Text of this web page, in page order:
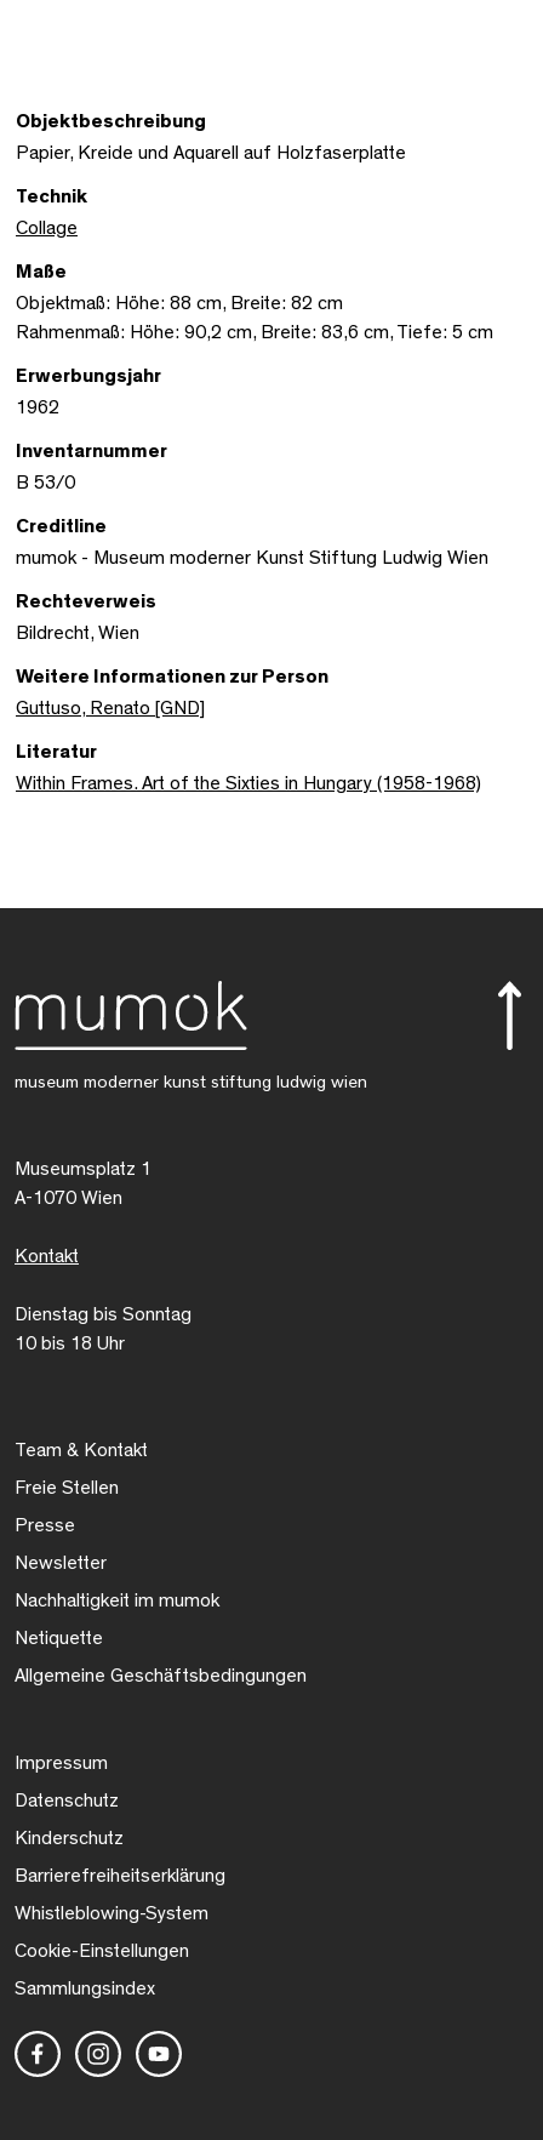
Objektbeschreibung
Papier, Kreide und Aquarell auf Holzfaserplatte
Technik
Collage
Maße
Objektmaß: Höhe: 88 cm, Breite: 82 cm
Rahmenmaß: Höhe: 90,2 cm, Breite: 83,6 cm, Tiefe: 5 cm
Erwerbungsjahr
1962
Inventarnummer
B 53/0
Creditline
mumok - Museum moderner Kunst Stiftung Ludwig Wien
Rechteverweis
Bildrecht, Wien
Weitere Informationen zur Person
Guttuso, Renato [GND]
Literatur
Within Frames. Art of the Sixties in Hungary (1958-1968)
museum moderner kunst stiftung ludwig wien
Museumsplatz 1
A-1070 Wien
Kontakt
Dienstag bis Sonntag
10 bis 18 Uhr
Team & Kontakt
Freie Stellen
Presse
Newsletter
Nachhaltigkeit im mumok
Netiquette
Allgemeine Geschäftsbedingungen
Impressum
Datenschutz
Kinderschutz
Barrierefreiheitserklärung
Whistleblowing-System
Cookie-Einstellungen
Sammlungsindex